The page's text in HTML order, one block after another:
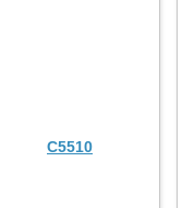
C5510